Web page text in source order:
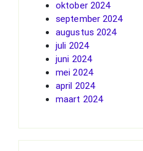
oktober 2024
september 2024
augustus 2024
juli 2024
juni 2024
mei 2024
april 2024
maart 2024